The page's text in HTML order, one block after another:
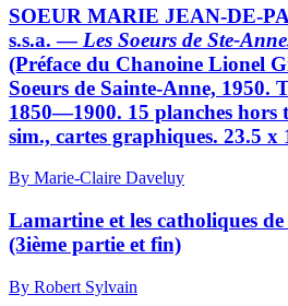
SOEUR MARIE JEAN-DE-
s.s.a. — Les Soeurs de Ste-
(Préface du Chanoine Lionel
Soeurs de Sainte-Anne, 1950.
1850—1900. 15 planches hors
sim., cartes graphiques. 23.5 x
By Marie-Claire Daveluy
Lamartine et les catholiques
(3ième partie et fin)
By Robert Sylvain